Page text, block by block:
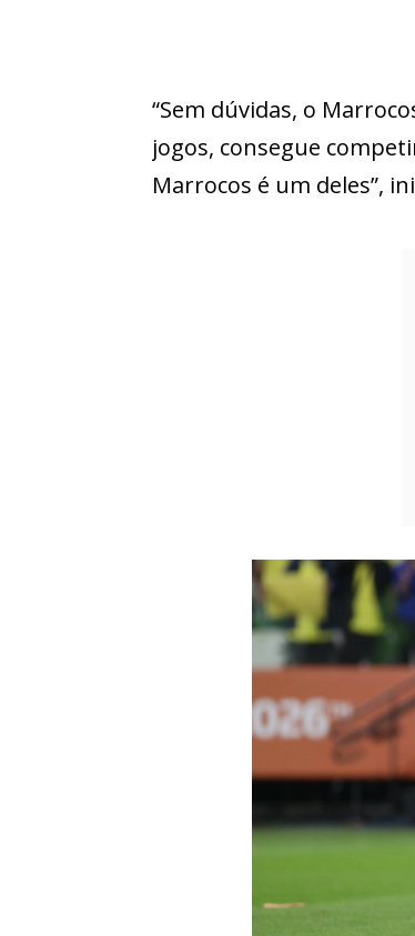
“Sem dúvidas, o
jogos, consegue
Marrocos é um deles”,